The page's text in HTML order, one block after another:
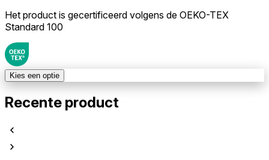
Het product is gecertificeerd volgens de OEKO-TEX
Standard 100
Kies een optie
Recente product